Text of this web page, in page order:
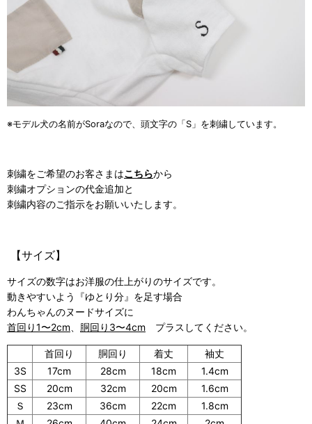
※モデル犬の名前がSoraなので、頭文字の「S」を刺繍しています。
刺繍をご希望のお客さまはこちらから
刺繍オプションの代金追加と
刺繍内容のご指示をお願いいたします。
【サイズ】
サイズの数字はお洋服の仕上がりのサイズです。
動きやすいよう『ゆとり分』を足す場合
わんちゃんのヌードサイズに
首回り1〜2cm
胴回り3〜4cm プラスしてください。
首回り 胴回り 着丈
袖丈
3S
17cm 28cm 18cm
1.4cm
SS
20cm 32cm 20cm
1.6cm
Ｓ
23cm 36cm 22cm
1.8cm